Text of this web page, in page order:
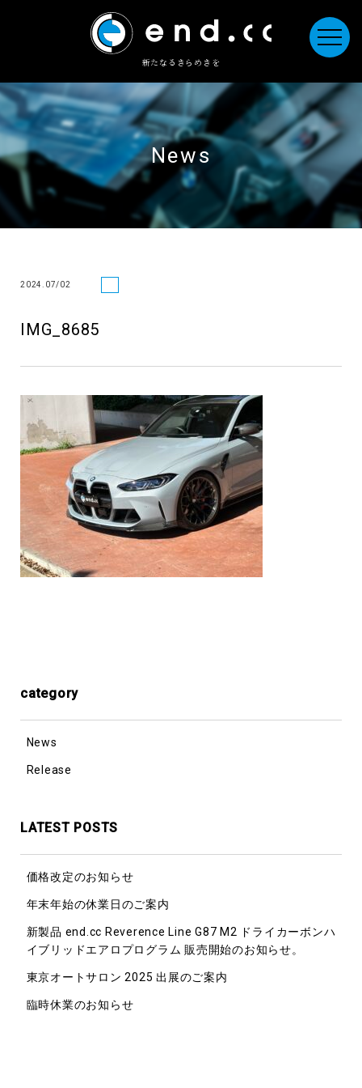
新たなるきらめきを
News
2024.07/02
IMG_8685
category
News
Release
LATEST POSTS
価格改定のお知らせ
年末年始の休業日のご案内
新製品 end.cc Reverence Line G87 M2 ドライカーボンハ
イブリッドエアロプログラム 販売開始のお知らせ。
東京オートサロン 2025 出展のご案内
臨時休業のお知らせ